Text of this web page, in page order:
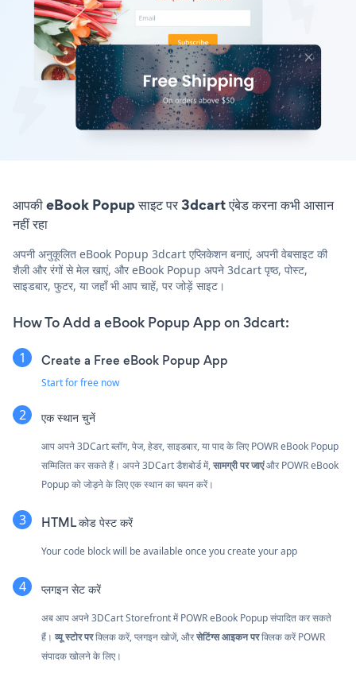
आपकी eBook Popup साइट पर 3dcart एंबेड करना कभी आसान
नहीं रहा
अपनी अनुकूलित eBook Popup 3dcart एप्लिकेशन बनाएं, अपनी वेबसाइट की
शैली और रंगों से मेल खाएं, और eBook Popup अपने 3dcart पृष्ठ, पोस्ट,
साइडबार, फुटर, या जहाँ भी आप चाहें, पर जोड़ें साइट।
How To Add a eBook Popup App on 3dcart:
Create a Free eBook Popup App
Start for free now
एक स्थान चुनें
आप अपने 3DCart ब्लॉग, पेज, हेडर, साइडबार, या पाद के लिए POWR eBook Popup
सम्मिलित कर सकते हैं। अपने 3DCart डैशबोर्ड में,सामग्री पर जाएंऔर POWR eBook
Popup को जोड़ने के लिए एक स्थान का चयन करें।
HTML कोड पेस्ट करें
Your code block will be available once you create your app
प्लगइन सेट करें
अब आप अपने 3DCart Storefront में POWR eBook Popup संपादित कर सकते
हैं। व्यू स्टोर परक्लिक करें, प्लगइन खोजें, औरसेटिंग्स आइकन परक्लिक करेंPOWR
संपादक खोलने के लिए।